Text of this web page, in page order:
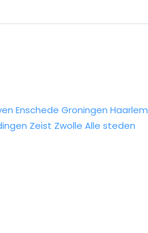
Enschede Groningen Haarlem
Zeist Zwolle Alle steden